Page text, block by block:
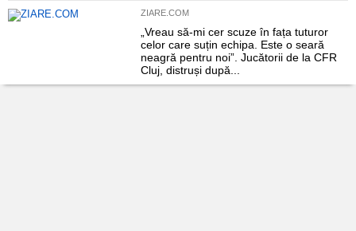
ZIARE.COM
„Vreau să-mi cer scuze în fața tuturor
celor care suțin echipa. Este o seară
neagră pentru noi”. Jucătorii de la CFR
Cluj, distruși după...